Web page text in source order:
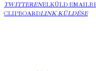
TWITTERENELKÜLD
CLIPBOARDLINK KÜLDÉSE